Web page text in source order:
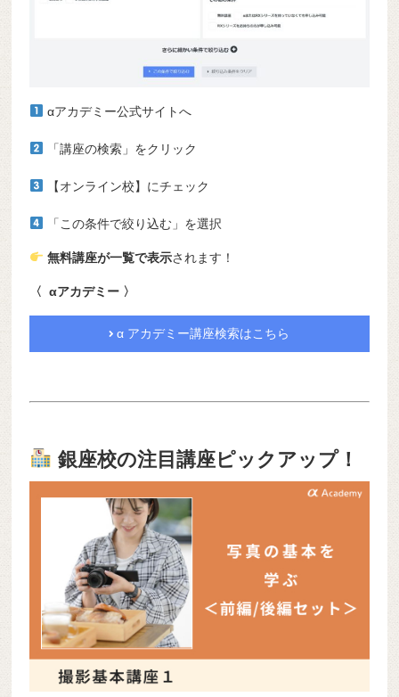
αアカデミー公式サイトへ
「講座の検索」をクリック
【オンライン校】にチェック
「この条件で絞り込む」を選択
無料講座が一覧で表示されます！
〈 αアカデミー 〉
α アカデミー講座検索はこちら
銀座校の注目講座ピックアップ！